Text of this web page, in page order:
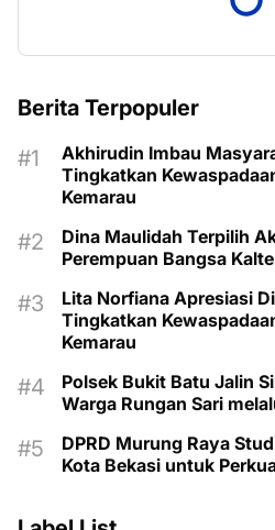
Berita Terpopuler
Akhirudin Imbau
Tingkatkan
Kemarau
Dina Maulidah Terpilih
Perempuan Bangsa
Lita Norfiana Apresiasi
Tingkatkan
Kemarau
Polsek Bukit Batu Jalin
Warga Rungan Sari
DPRD Murung Raya
Kota Bekasi untuk